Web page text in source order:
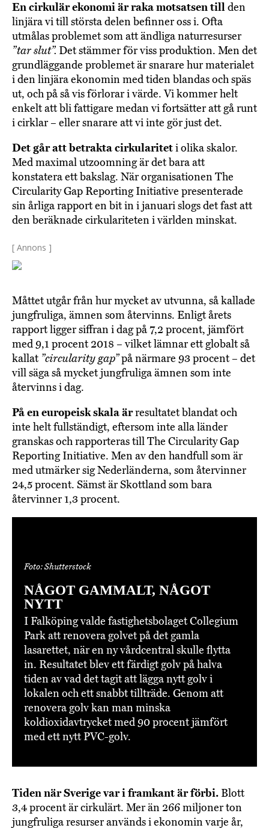
En cirkulär ekonomi är raka motsatsen tillden
linjära vi till största delen befinner oss i. Ofta
utmålas problemet som att ändliga naturresurser
”tar slut”. Det stämmer för viss produktion. Men det
grundläggande problemet är snarare hur materialet
i den linjära ekonomin med tiden blandas och späs
ut, och på så vis förlorar i värde. Vi kommer helt
enkelt att bli fattigare medan vi fortsätter att gå runt
i cirklar – eller snarare att vi inte gör just det.
Det går att betrakta cirkulariteti olika skalor.
Med maximal utzoomning är det bara att
konstatera ett bakslag. När organisationen The
Circularity Gap Reporting Initiative presenterade
sin årliga rapport en bit in i januari slogs det fast att
den beräknade cirkulariteten i världen minskat.
[ Annons ]
Måttet utgår från hur mycket av utvunna, så kallade
jungfruliga, ämnen som återvinns. Enligt årets
rapport ligger siffran i dag på 7,2 procent, jämfört
med 9,1 procent 2018 – vilket lämnar ett globalt så
kallat ”circularity gap”på närmare 93 procent – det
vill säga så mycket jungfruliga ämnen som inte
återvinns i dag.
På en europeisk skala ärresultatet blandat och
inte helt fullständigt, eftersom inte alla länder
granskas och rapporteras till The Circularity Gap
Reporting Initiative. Men av den handfull som är
med utmärker sig Nederländerna, som återvinner
24,5 procent. Sämst är Skottland som bara
återvinner 1,3 procent.
Foto: Shutterstock
NÅGOT GAMMALT, NÅGOT
NYTT
I Falköping valde fastighetsbolaget Collegium
Park att renovera golvet på det gamla
lasarettet, när en ny vårdcentral skulle flytta
in. Resultatet blev ett färdigt golv på halva
tiden av vad det tagit att lägga nytt golv i
lokalen och ett snabbt tillträde. Genom att
renovera golv kan man minska
koldioxidavtrycket med 90 procent jämfört
med ett nytt PVC-golv.
Tiden när Sverige var i framkant är förbi.Blott
3,4 procent är cirkulärt. Mer än 266 miljoner ton
jungfruliga resurser används i ekonomin varje år,